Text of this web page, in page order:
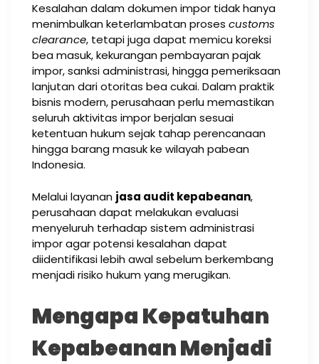
Kesalahan dalam dokumen impor tidak hanya
menimbulkan keterlambatan proses customs
clearance, tetapi juga dapat memicu koreksi
bea masuk, kekurangan pembayaran pajak
impor, sanksi administrasi, hingga pemeriksaan
lanjutan dari otoritas bea cukai. Dalam praktik
bisnis modern, perusahaan perlu memastikan
seluruh aktivitas impor berjalan sesuai
ketentuan hukum sejak tahap perencanaan
hingga barang masuk ke wilayah pabean
Indonesia.
Melalui layanan jasa audit kepabeanan,
perusahaan dapat melakukan evaluasi
menyeluruh terhadap sistem administrasi
impor agar potensi kesalahan dapat
diidentifikasi lebih awal sebelum berkembang
menjadi risiko hukum yang merugikan.
Mengapa Kepatuhan
Kepabeanan Menjadi